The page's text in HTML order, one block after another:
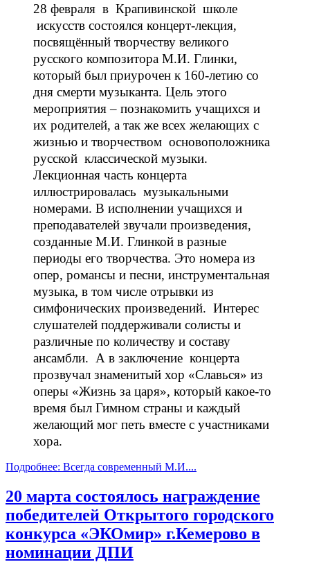
28 февраля в Крапивинской школе
искусств состоялся концерт-лекция,
посвящённый творчеству великого
русского композитора М.И. Глинки,
который был приурочен к 160-летию со
дня смерти музыканта. Цель этого
мероприятия – познакомить учащихся и
их родителей, а так же всех желающих с
жизнью и творчеством основоположника
русской классической музыки.
Лекционная часть концерта
иллюстрировалась музыкальными
номерами. В исполнении учащихся и
преподавателей звучали произведения,
созданные М.И. Глинкой в разные
периоды его творчества. Это номера из
опер, романсы и песни, инструментальная
музыка, в том числе отрывки из
симфонических произведений. Интерес
слушателей поддерживали солисты и
различные по количеству и составу
ансамбли. А в заключение концерта
прозвучал знаменитый хор «Славься» из
оперы «Жизнь за царя», который какое-то
время был Гимном страны и каждый
желающий мог петь вместе с участниками
хора.
Подробнее: Всегда современный М.И....
20 марта состоялось награждение
победителей Открытого городского
конкурса «ЭКОмир» г.Кемерово в
номинации ДПИ